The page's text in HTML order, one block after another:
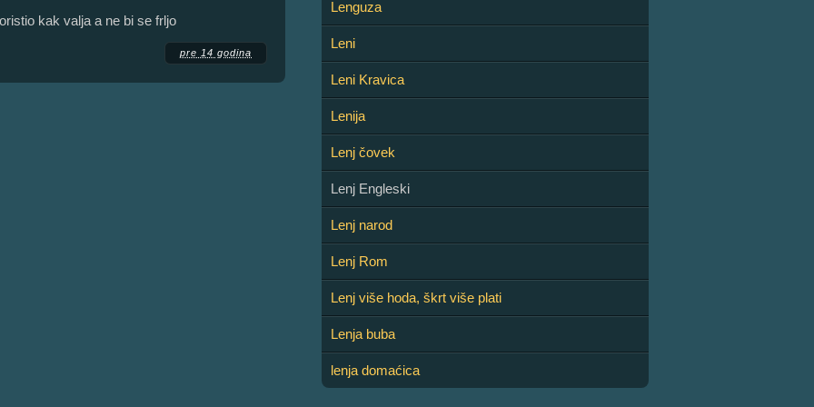
kak valja a ne bi se frljo
pre 14 godina
Lenguza
Leni
Leni Kravica
Lenija
Lenj čovek
Lenj Engleski
Lenj narod
Lenj Rom
Lenj više hoda, škrt više plati
Lenja buba
lenja domaćica